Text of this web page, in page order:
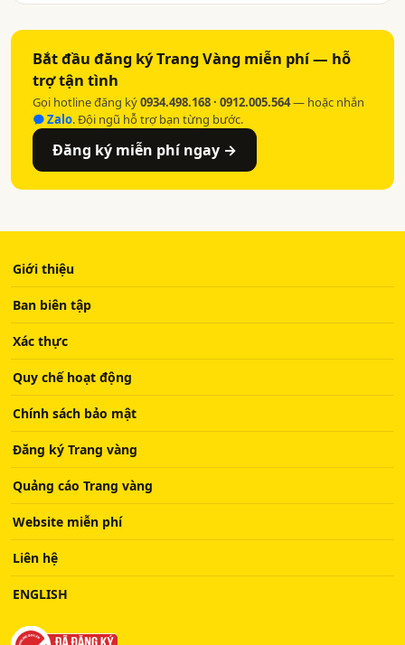
Bắt đầu đăng ký Trang Vàng miễn phí — hỗ
trợ tận tình
Gọi hotline đăng ký0934.498.168 · 0912.005.564— hoặc nhắn
Zalo. Đội ngũ hỗ trợ bạn từng bước.
Đăng ký miễn phí ngay →
Giới thiệu
Ban biên tập
Xác thực
Quy chế hoạt động
Chính sách bảo mật
Đăng ký Trang vàng
Quảng cáo Trang vàng
Website miễn phí
Liên hệ
ENGLISH